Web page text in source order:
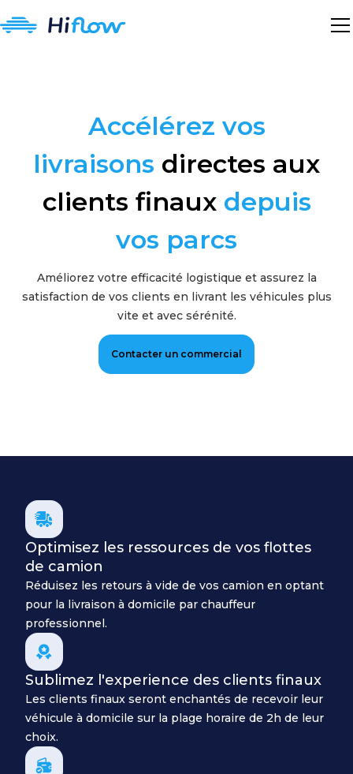
Accélérez vos
livraisons directes aux
clients finaux depuis
vos parcs
Améliorez votre efficacité logistique et assurez la
satisfaction de vos clients en livrant les véhicules plus
vite et avec sérénité.
Contacter un commercial
Optimisez les ressources de vos flottes
de camion
Réduisez les retours à vide de vos camion en optant
pour la livraison à domicile par chauffeur
professionnel.
Sublimez l'experience des clients finaux
Les clients finaux seront enchantés de recevoir leur
véhicule à domicile sur la plage horaire de 2h de leur
choix.